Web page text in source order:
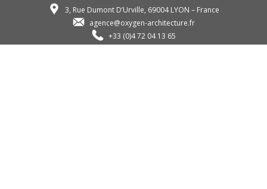
3, Rue Dumont D’Urville, 69004 LYON – France
agence@oxygen-architecture.fr
+33 (0)4 72 04 13 65